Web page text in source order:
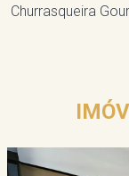
Churrasqueira